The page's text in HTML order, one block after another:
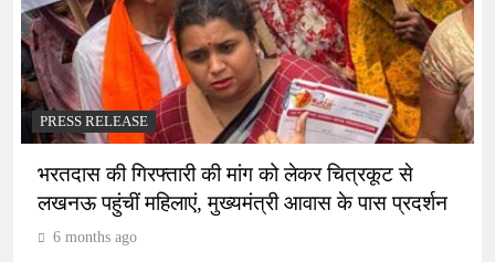
PRESS RELEASE
भरतदास की गिरफ्तारी की मांग को लेकर चित्रकूट से
लखनऊ पहुंचीं महिलाएं, मुख्यमंत्री आवास के पास प्रदर्शन
6 months ago